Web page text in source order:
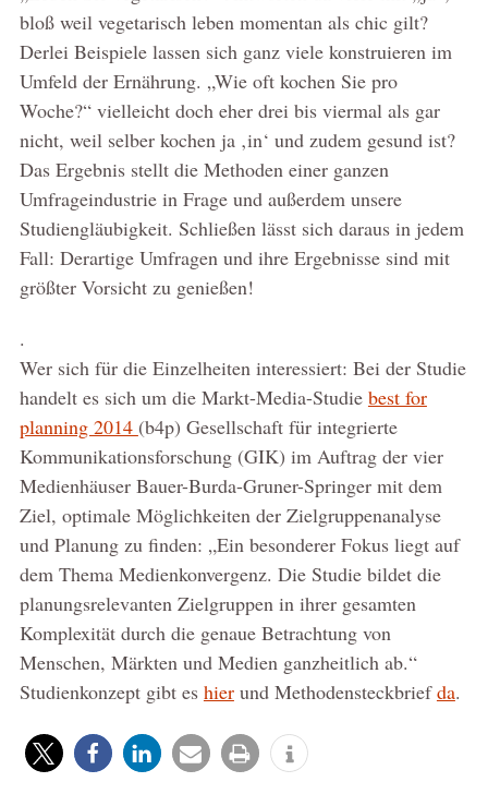
bloß weil vegetarisch leben momentan als chic gilt?
Derlei Beispiele lassen sich ganz viele konstruieren im
Umfeld der Ernährung. „Wie oft kochen Sie pro
Woche?“ vielleicht doch eher drei bis viermal als gar
nicht, weil selber kochen ja ‚in‘ und zudem gesund ist?
Das Ergebnis stellt die Methoden einer ganzen
Umfrageindustrie in Frage und außerdem unsere
Studiengläubigkeit. Schließen lässt sich daraus in jedem
Fall: Derartige Umfragen und ihre Ergebnisse sind mit
größter Vorsicht zu genießen!
.
Wer sich für die Einzelheiten interessiert: Bei der Studie
handelt es sich um die Markt-Media-Studie best for
planning 2014 (b4p) Gesellschaft für integrierte
Kommunikationsforschung (GIK) im Auftrag der vier
Medienhäuser Bauer-Burda-Gruner-Springer mit dem
Ziel, optimale Möglichkeiten der Zielgruppenanalyse
und Planung zu finden: „Ein besonderer Fokus liegt auf
dem Thema Medienkonvergenz. Die Studie bildet die
planungsrelevanten Zielgruppen in ihrer gesamten
Komplexität durch die genaue Betrachtung von
Menschen, Märkten und Medien ganzheitlich ab.“
Studienkonzept gibt es hierund Methodensteckbriefda.